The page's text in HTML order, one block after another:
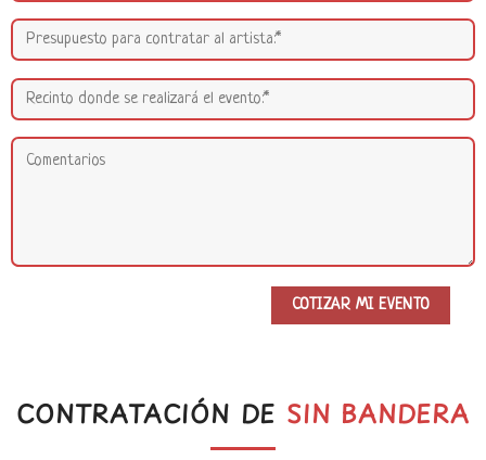
CONTRATACIÓN DE SIN BANDERA